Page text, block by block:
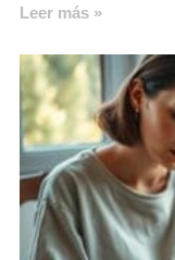
Leer más »